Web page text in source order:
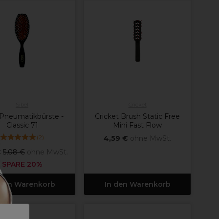
-
Classic 71
(2)
5,08 € ohne MwSt.
SPARE 20%
den Warenkorb
Cricket Brush Static Free
Mini Fast Flow
4,59 € ohne MwSt.
In den Warenkorb